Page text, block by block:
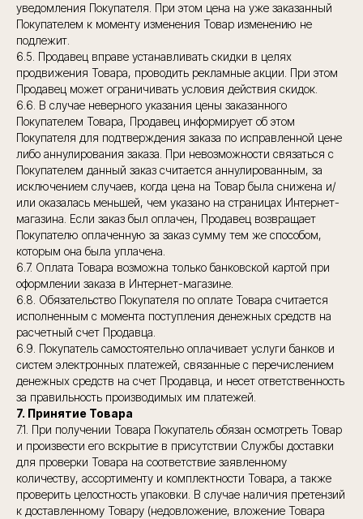
уведомления Покупателя. При этом цена на уже заказанный
Покупателем к моменту изменения Товар изменению не
подлежит.
6.5. Продавец вправе устанавливать скидки в целях
продвижения Товара, проводить рекламные акции. При этом
Продавец может ограничивать условия действия скидок.
6.6. В случае неверного указания цены заказанного
Покупателем Товара, Продавец информирует об этом
Покупателя для подтверждения заказа по исправленной цене
либо аннулирования заказа. При невозможности связаться с
Покупателем данный заказ считается аннулированным, за
исключением случаев, когда цена на Товар была снижена и/
или оказалась меньшей, чем указано на страницах Интернет-
магазина. Если заказ был оплачен, Продавец возвращает
Покупателю оплаченную за заказ сумму тем же способом,
которым она была уплачена.
6.7. Оплата Товара возможна только банковской картой при
оформлении заказа в Интернет-магазине.
6.8. Обязательство Покупателя по оплате Товара считается
исполненным с момента поступления денежных средств на
расчетный счет Продавца.
6.9. Покупатель самостоятельно оплачивает услуги банков и
систем электронных платежей, связанные с перечислением
денежных средств на счет Продавца, и несет ответственность
за правильность производимых им платежей.
7. Принятие Товара
7.1. При получении Товара Покупатель обязан осмотреть Товар
и произвести его вскрытие в присутствии Службы доставки
для проверки Товара на соответствие заявленному
количеству, ассортименту и комплектности Товара, а также
проверить целостность упаковки. В случае наличия претензий
к доставленному Товару (недовложение, вложение Товара